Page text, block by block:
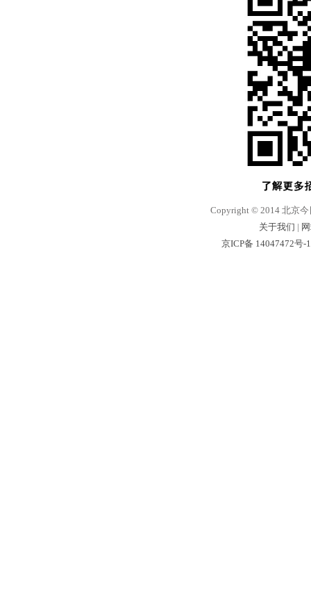
Copyright © 2014 北京今
关于我们 |
京ICP备 14047472号-